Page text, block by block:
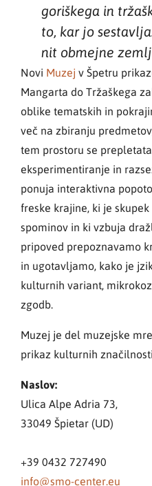
goriškega in
to, kar jo
nit obmejne
Novi Muzej v Špetru
Mangarta do Tržaškega
oblike tematskih in
več na zbiranju
tem prostoru se
eksperimentiranje in
ponuja interaktivna
freske krajine, ki je
spominov in ki vzbuja
pripoved prepoznavamo
in ugotavljamo, kako je
kulturnih variant,
zgodb.
Muzej je del muzejske
prikaz kulturnih
Naslov:
Ulica Alpe Adria 73,
33049 Špietar (UD)
+39 0432 727490
info@smo-center.eu